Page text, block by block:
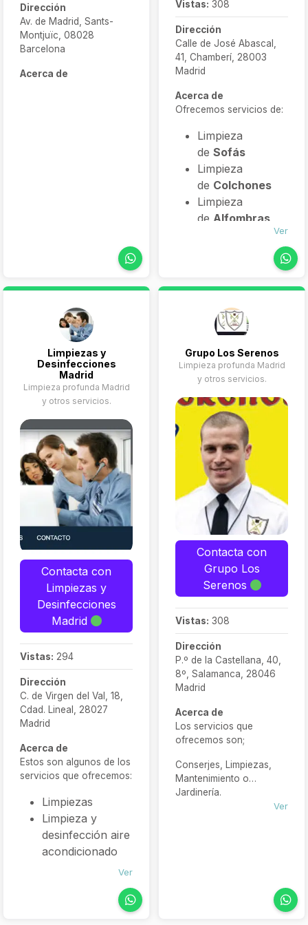
Dirección
Av. de Madrid, Sants-
Montjuïc, 08028
Barcelona
Acerca de
Vistas: 308
Dirección
Calle de José Abascal,
41, Chamberí, 28003
Madrid
Acerca de
Ofrecemos servicios de:
Limpieza
de Sofás
Limpieza
de Colchones
Limpieza
de Alfombras
deButacas
Ver
Limpiezas y
Desinfecciones
Madrid
Limpieza profunda Madrid
y otros servicios.
Contacta con
Limpiezas y
Desinfecciones
Madrid
Vistas: 294
Dirección
C. de Virgen del Val, 18,
Cdad. Lineal, 28027
Madrid
Acerca de
Estos son algunos de los
servicios que ofrecemos:
Limpiezas
Limpieza y
desinfección aire
acondicionado
Ver
Grupo Los Serenos
Limpieza profunda Madrid
y otros servicios.
Contacta con
Grupo Los
Serenos
Vistas: 308
Dirección
P.º de la Castellana, 40,
8º, Salamanca, 28046
Madrid
Acerca de
Los servicios que
ofrecemos son;
Conserjes, Limpiezas,
Mantenimiento o
Jardinería.
Ver